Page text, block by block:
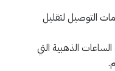
التوصيل لتقليل
الذهبية التي